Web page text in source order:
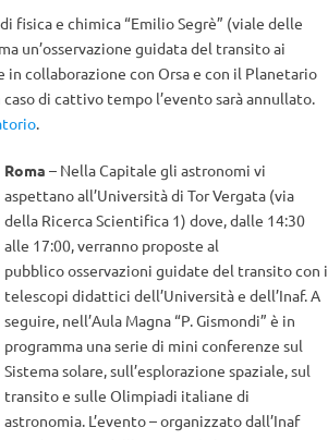
fisica e chimica “Emilio Segrè” (viale delle
un’osservazione guidata del transito ai
in collaborazione con Orsa e con il Planetario
di cattivo tempo l’evento sarà annullato.
.
Roma – Nella Capitale gli astronomi vi
aspettano all’Università di Tor Vergata (via
della Ricerca Scientifica 1) dove, dalle 14:30
alle 17:00, verranno proposte al
pubblico osservazioni guidate del transito con i
telescopi didattici dell’Università e dell’Inaf. A
seguire, nell’Aula Magna “P. Gismondi” è in
programma una serie di mini conferenze sul
Sistema solare, sull’esplorazione spaziale, sul
transito e sulle Olimpiadi italiane di
astronomia. L’evento – organizzato dall’Inaf